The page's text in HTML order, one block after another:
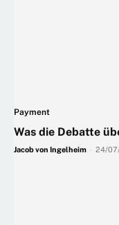
Payment
Was die Debatte
Jacob von Ingelheim 24/